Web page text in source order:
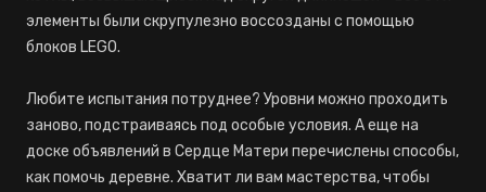
элементы были скрупулезно воссозданы с помощью
блоков LEGO.
Любите испытания потруднее? Уровни можно проходить
заново, подстраиваясь под особые условия. А еще на
доске объявлений в Сердце Матери перечислены способы,
как помочь деревне. Хватит ли вам мастерства, чтобы